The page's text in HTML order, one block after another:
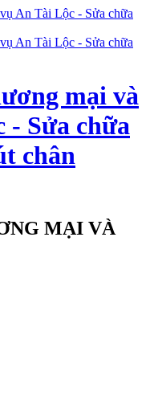
mại và
- Sửa chữa
chân
MẠI VÀ